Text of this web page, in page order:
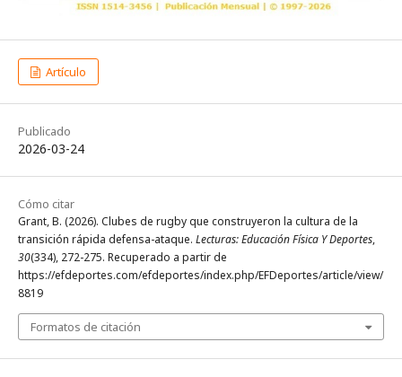
Artículo
Publicado
2026-03-24
Cómo citar
Grant, B. (2026). Clubes de rugby que construyeron la cultura de la
transición rápida defensa-ataque. Lecturas: Educación Física Y Deportes,
30(334), 272-275. Recuperado a partir de
https://efdeportes.com/efdeportes/index.php/EFDeportes/article/view/
8819
Formatos de citación